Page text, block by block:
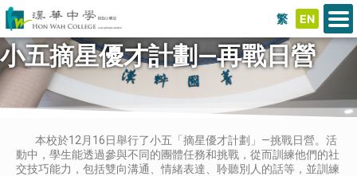
繁 EN
小五摘星優才計劃—再戰日營
本校於12月16日舉行了小五「摘星優才計劃」—挑戰日營。活
動中，學生能透過參與不同的團體任務和挑戰，從而訓練他們的社
交技巧能力，包括雙向溝通、情緒表達、聆聽別人的話等，並訓練